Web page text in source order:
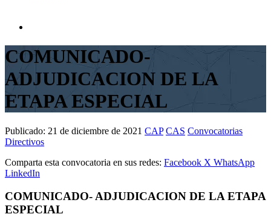
COMUNICADO-
ADJUDICACION DE LA
ETAPA ESPECIAL
Publicado: 21 de diciembre de 2021 CAP CAS Convocatorias
Directivos
Comparta esta convocatoria en sus redes: Facebook X WhatsApp
LinkedIn
COMUNICADO- ADJUDICACION DE LA ETAPA
ESPECIAL